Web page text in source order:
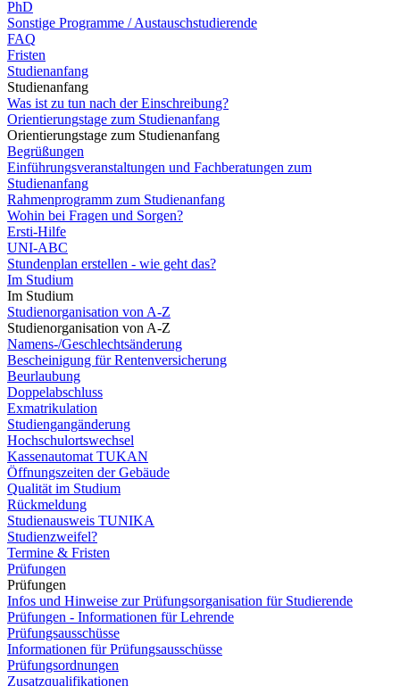
PhD
Sonstige Programme / Austauschstudierende
FAQ
Fristen
Studienanfang
Studienanfang
Was ist zu tun nach der Einschreibung?
Orientierungstage zum Studienanfang
Orientierungstage zum Studienanfang
Begrüßungen
Einführungsveranstaltungen und Fachberatungen zum
Studienanfang
Rahmenprogramm zum Studienanfang
Wohin bei Fragen und Sorgen?
Ersti-Hilfe
UNI-ABC
Stundenplan erstellen - wie geht das?
Im Studium
Im Studium
Studienorganisation von A-Z
Studienorganisation von A-Z
Namens-/Geschlechtsänderung
Bescheinigung für Rentenversicherung
Beurlaubung
Doppelabschluss
Exmatrikulation
Studiengangänderung
Hochschulortswechsel
Kassenautomat TUKAN
Öffnungszeiten der Gebäude
Qualität im Studium
Rückmeldung
Studienausweis TUNIKA
Studienzweifel?
Termine & Fristen
Prüfungen
Prüfungen
Infos und Hinweise zur Prüfungsorganisation für Studierende
Prüfungen - Informationen für Lehrende
Prüfungsausschüsse
Informationen für Prüfungsausschüsse
Prüfungsordnungen
Zusatzqualifikationen